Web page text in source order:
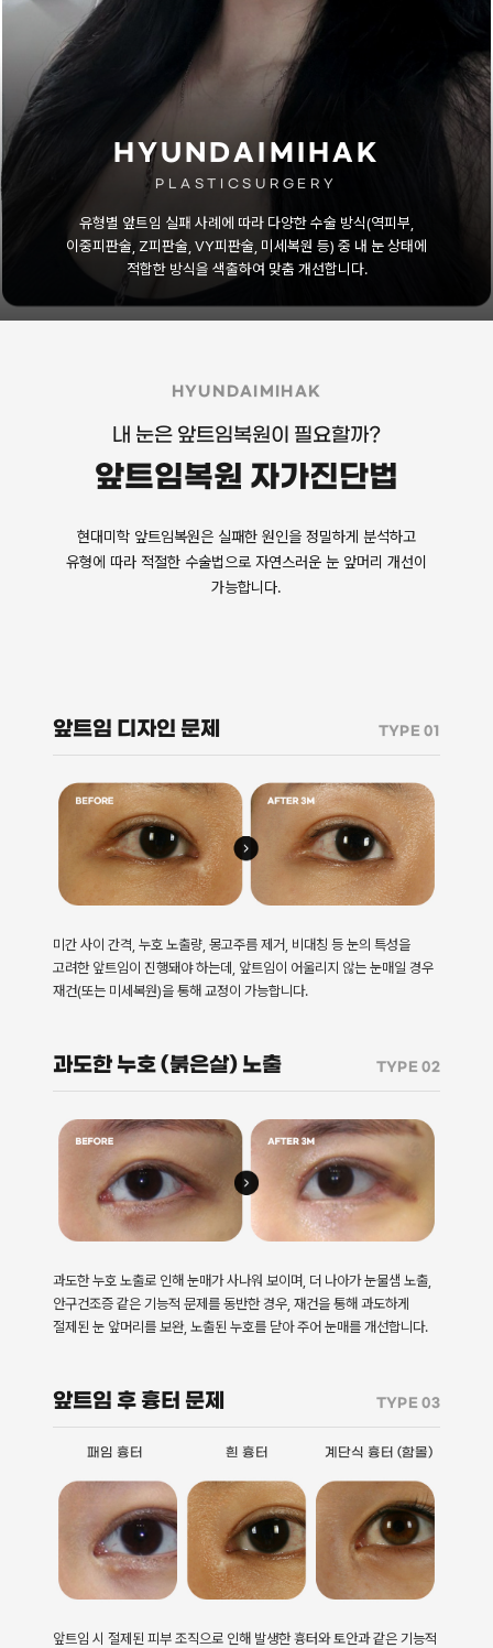
HYUNDAIMIHAK
PLASTICSURGERY
유형별 앞트임 실패 사례에 따라 다양한 수술 방식(역피부,
이중피판술, Z피판술, VY피판술, 미세복원 등) 중 내 눈 상태에
적합한 방식을 색출하여 맞춤 개선합니다.
HYUNDAIMIHAK
내 눈은 앞트임복원이 필요할까?
앞트임복원 자가진단법
현대미학 앞트임복원은 실패한 원인을 정밀하게 분석하고
유형에 따라 적절한 수술법으로 자연스러운 눈 앞머리 개선이
가능합니다.
앞트임 디자인 문제 TYPE 01
미간 사이 간격, 누호 노출량, 몽고주름 제거, 비대칭 등 눈의 특성을
고려한 앞트임이 진행돼야 하는데, 앞트임이 어울리지 않는 눈매일 경우
재건(또는 미세복원)을 통해 교정이 가능합니다.
과도한 누호 (붉은살) 노출 TYPE 02
과도한 누호 노출로 인해 눈매가 사나워 보이며, 더 나아가 눈물샘 노출,
안구건조증 같은 기능적 문제를 동반한 경우, 재건을 통해 과도하게
절제된 눈 앞머리를 보완, 노출된 누호를 닫아 주어 눈매를 개선합니다.
앞트임 후 흉터 문제 TYPE 03
패임 흉터 흰 흉터 계단식 흉터 (함몰)
앞트임 시 절제된 피부 조직으로 인해 발생한 흉터와 토안과 같은 기능적